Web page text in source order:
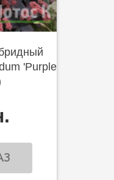
'Purple